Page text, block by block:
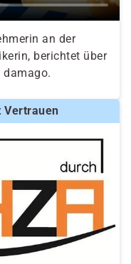
an der
berichtet über
damago.